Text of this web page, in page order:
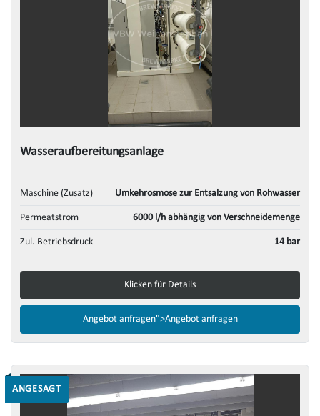
Wasseraufbereitungsanlage
Maschine (Zusatz) Umkehrosmose zur Entsalzung von Rohwasser
Permeatstrom 6000 l/h abhängig von Verschneidemenge
Zul. Betriebsdruck 14 bar
Klicken für Details
Angebot anfragen">Angebot anfragen
ANGESAGT